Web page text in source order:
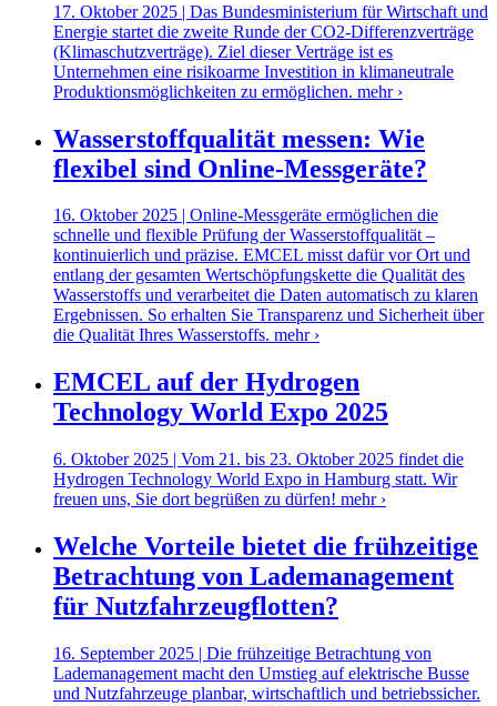
17. Oktober 2025 | Das Bundesministerium für Wirtschaft und
Energie startet die zweite Runde der CO2-Differenzverträge
(Klimaschutzverträge). Ziel dieser Verträge ist es
Unternehmen eine risikoarme Investition in klimaneutrale
Produktionsmöglichkeiten zu ermöglichen. mehr ›
Wasserstoffqualität messen: Wie
flexibel sind Online-Messgeräte?
16. Oktober 2025 | Online-Messgeräte ermöglichen die
schnelle und flexible Prüfung der Wasserstoffqualität –
kontinuierlich und präzise. EMCEL misst dafür vor Ort und
entlang der gesamten Wertschöpfungskette die Qualität des
Wasserstoffs und verarbeitet die Daten automatisch zu klaren
Ergebnissen. So erhalten Sie Transparenz und Sicherheit über
die Qualität Ihres Wasserstoffs. mehr ›
EMCEL auf der Hydrogen
Technology World Expo 2025
6. Oktober 2025 | Vom 21. bis 23. Oktober 2025 findet die
Hydrogen Technology World Expo in Hamburg statt. Wir
freuen uns, Sie dort begrüßen zu dürfen! mehr ›
Welche Vorteile bietet die frühzeitige
Betrachtung von Lademanagement
für Nutzfahrzeugflotten?
16. September 2025 | Die frühzeitige Betrachtung von
Lademanagement macht den Umstieg auf elektrische Busse
und Nutzfahrzeuge planbar, wirtschaftlich und betriebssicher.